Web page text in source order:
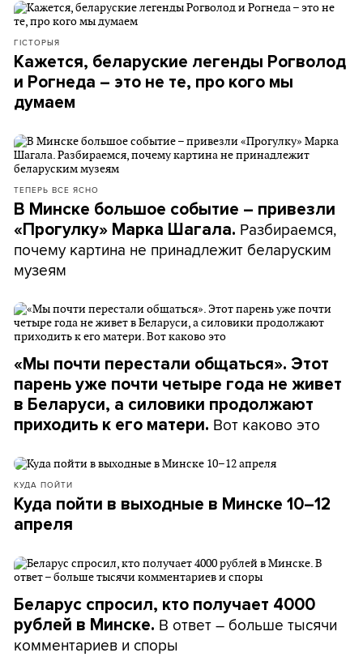
ГІСТОРЫЯ
Кажется, беларуские легенды Рогволод
и Рогнеда – это не те, про кого мы
думаем
ТЕПЕРЬ ВСЕ ЯСНО
В Минске большое событие – привезли
«Прогулку» Марка Шагала. Разбираемся,
почему картина не принадлежит беларуским
музеям
«Мы почти перестали общаться». Этот
парень уже почти четыре года не живет
в Беларуси, а силовики продолжают
приходить к его матери. Вот каково это
КУДА ПОЙТИ
Куда пойти в выходные в Минске 10–12
апреля
Беларус спросил, кто получает 4000
рублей в Минске. В ответ – больше тысячи
комментариев и споры